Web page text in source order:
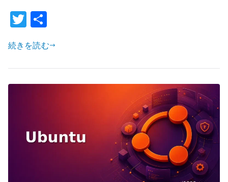
–
DNS
設
と
T
w
it
te
r
続きを読む